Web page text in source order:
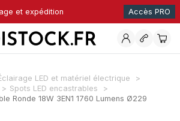
et expédition Accès PRO
LED et matériel électrique
Spots LED encastrables
Ronde 18W 3EN1 1760 Lumens Ø229